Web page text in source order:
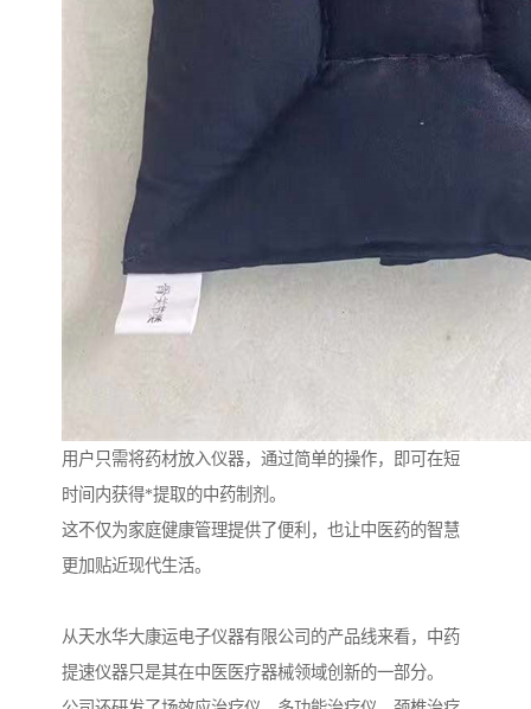
用户只需将药材放入仪器，通过简单的操作，即可在短
时间内获得*提取的中药制剂。
这不仅为家庭健康管理提供了便利，也让中医药的智慧
更加贴近现代生活。
从天水华大康运电子仪器有限公司的产品线来看，中药
提速仪器只是其在中医医疗器械领域创新的一部分。